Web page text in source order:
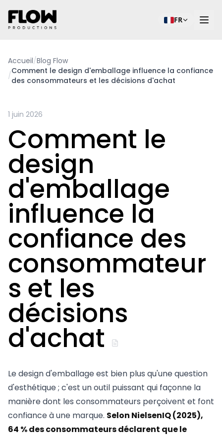
FR
Accueil/Blog Flow
/Comment le design d'emballage influence la confiance
des consommateurs et les décisions d'achat
1 juin 2026
Comment le
design
d'emballage
influence la
confiance des
consommateur
s et les
décisions
d'achat
Le design d'emballage est bien plus qu'une question
d'esthétique ; c'est un outil puissant qui façonne la
manière dont les consommateurs perçoivent et font
confiance à une marque. Selon NielsenIQ (2025),
64 % des consommateurs déclarent que le